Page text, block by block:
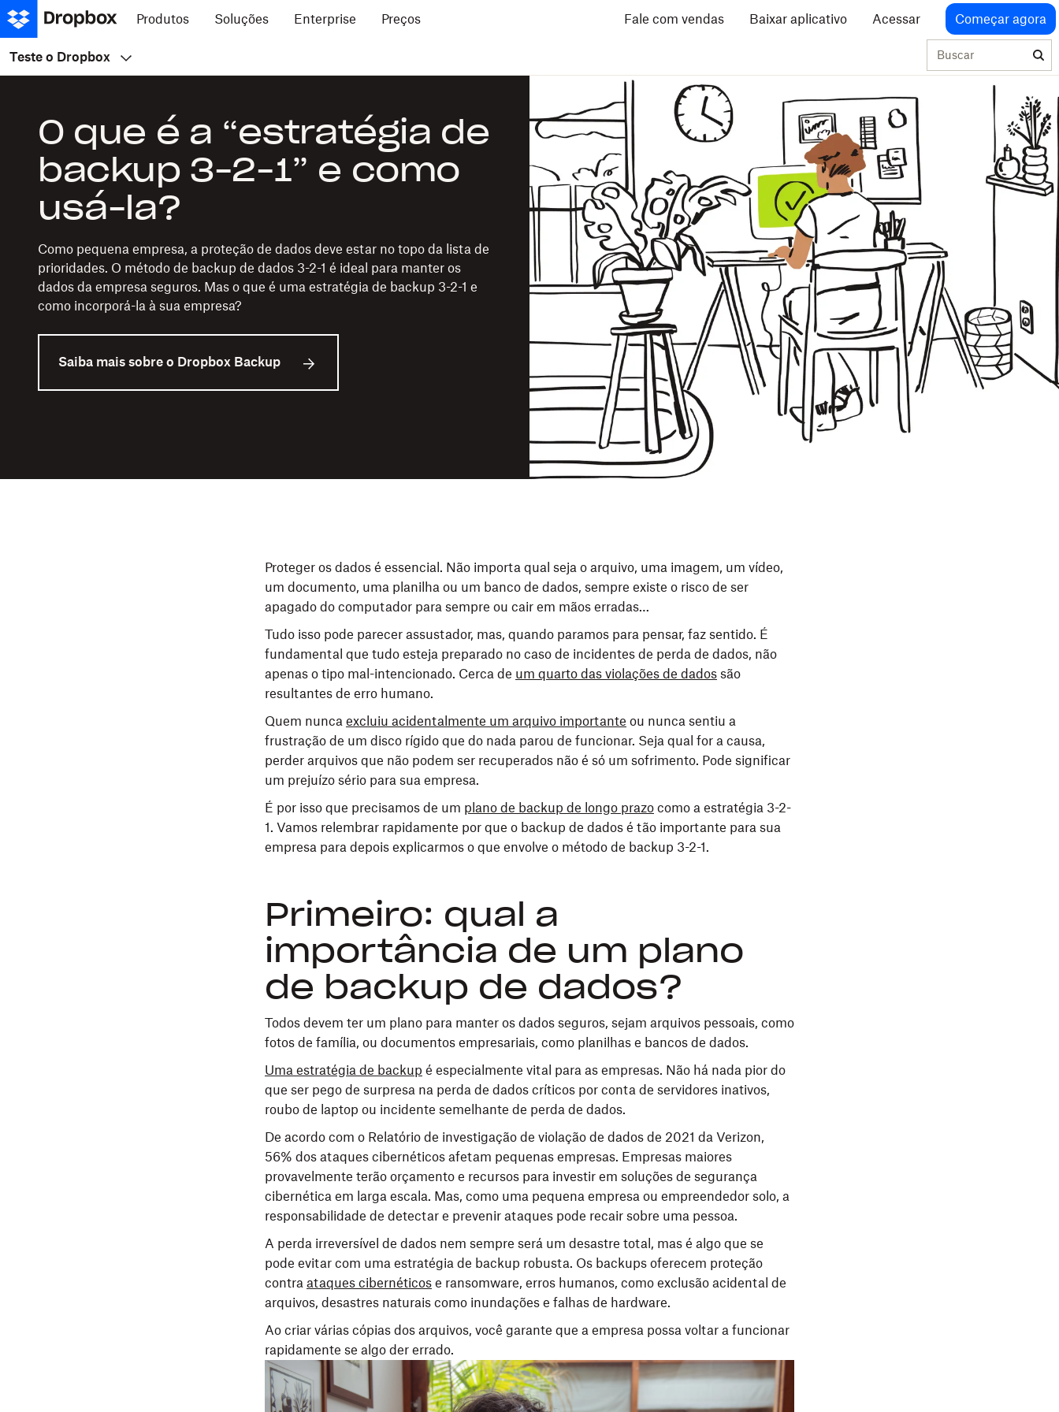
Produtos Soluções Enterprise Preços Fale com vendas Baixar aplicativo Acessar Começar agora
Teste o Dropbox Buscar
O que é a “estratégia de
backup 3-2-1” e como
usá-la?
Como pequena empresa, a proteção de dados deve estar no topo da lista de
prioridades. O método de backup de dados 3-2-1 é ideal para manter os
dados da empresa seguros. Mas o que é uma estratégia de backup 3-2-1 e
como incorporá-la à sua empresa?
Saiba mais sobre o Dropbox Backup
Proteger os dados é essencial. Não importa qual seja o arquivo, uma imagem, um vídeo,
um documento, uma planilha ou um banco de dados, sempre existe o risco de ser
apagado do computador para sempre ou cair em mãos erradas…
Tudo isso pode parecer assustador, mas, quando paramos para pensar, faz sentido. É
fundamental que tudo esteja preparado no caso de incidentes de perda de dados, não
apenas o tipo mal-intencionado. Cerca de um quarto das violações de dados são
resultantes de erro humano.
Quem nunca excluiu acidentalmente um arquivo importante ou nunca sentiu a
frustração de um disco rígido que do nada parou de funcionar. Seja qual for a causa,
perder arquivos que não podem ser recuperados não é só um sofrimento. Pode significar
um prejuízo sério para sua empresa.
É por isso que precisamos de um plano de backup de longo prazo como a estratégia 3-2-
1. Vamos relembrar rapidamente por que o backup de dados é tão importante para sua
empresa para depois explicarmos o que envolve o método de backup 3-2-1.
Primeiro: qual a
importância de um plano
de backup de dados?
Todos devem ter um plano para manter os dados seguros, sejam arquivos pessoais, como
fotos de família, ou documentos empresariais, como planilhas e bancos de dados.
Uma estratégia de backup é especialmente vital para as empresas. Não há nada pior do
que ser pego de surpresa na perda de dados críticos por conta de servidores inativos,
roubo de laptop ou incidente semelhante de perda de dados.
De acordo com o Relatório de investigação de violação de dados de 2021 da Verizon,
56% dos ataques cibernéticos afetam pequenas empresas. Empresas maiores
provavelmente terão orçamento e recursos para investir em soluções de segurança
cibernética em larga escala. Mas, como uma pequena empresa ou empreendedor solo, a
responsabilidade de detectar e prevenir ataques pode recair sobre uma pessoa.
A perda irreversível de dados nem sempre será um desastre total, mas é algo que se
pode evitar com uma estratégia de backup robusta. Os backups oferecem proteção
contra ataques cibernéticos e ransomware, erros humanos, como exclusão acidental de
arquivos, desastres naturais como inundações e falhas de hardware.
Ao criar várias cópias dos arquivos, você garante que a empresa possa voltar a funcionar
rapidamente se algo der errado.